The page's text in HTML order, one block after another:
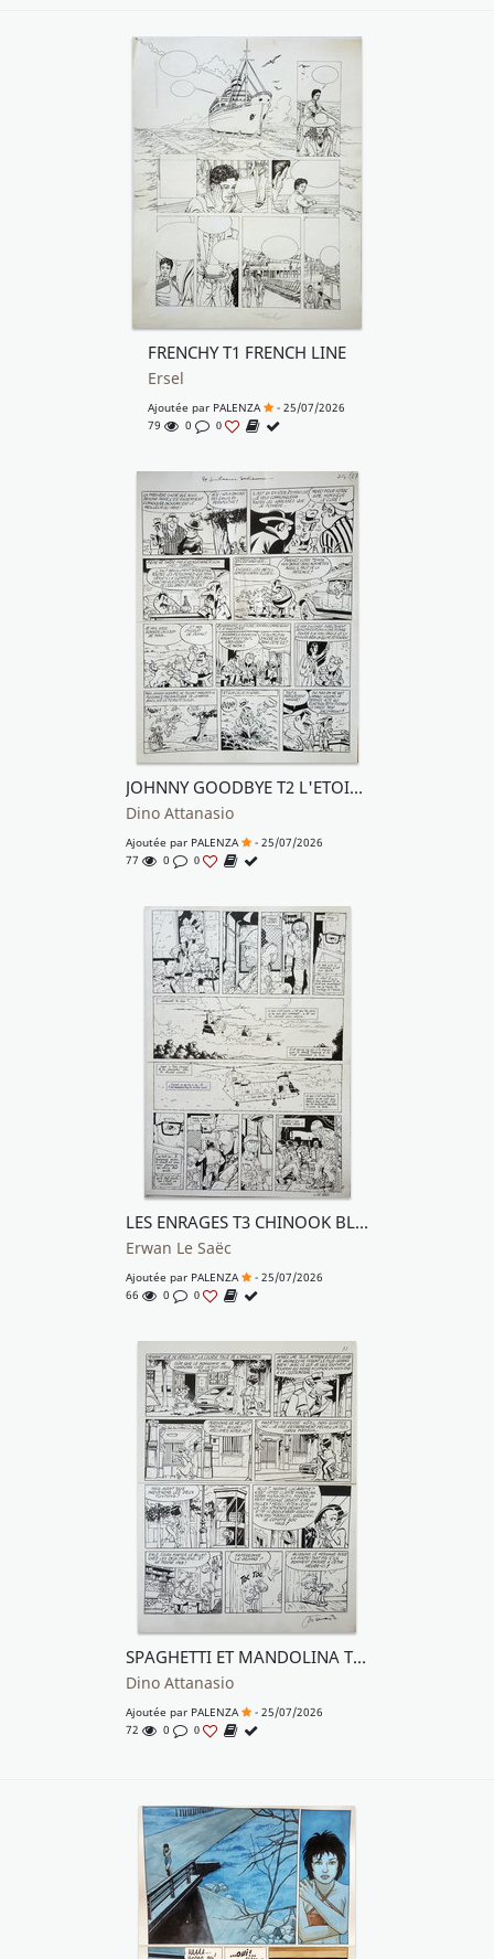
FRENCHY T1 FRENCH LINE
Ersel
Ajoutée par PALENZA
- 25/07/2026
79
0 0
JOHNNY GOODBYE T2 L'ETOILE SILENCIEUSE
Dino Attanasio
Ajoutée par PALENZA
- 25/07/2026
77
0 0
LES ENRAGES T3 CHINOOK BLUES
Erwan Le Saëc
Ajoutée par PALENZA
- 25/07/2026
66
0 0
SPAGHETTI ET MANDOLINA T21 TONTONS
Dino Attanasio
Ajoutée par PALENZA
- 25/07/2026
72
0 0